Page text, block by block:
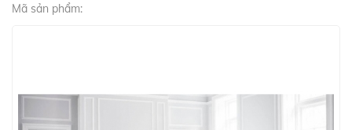
Mã sản phẩm: